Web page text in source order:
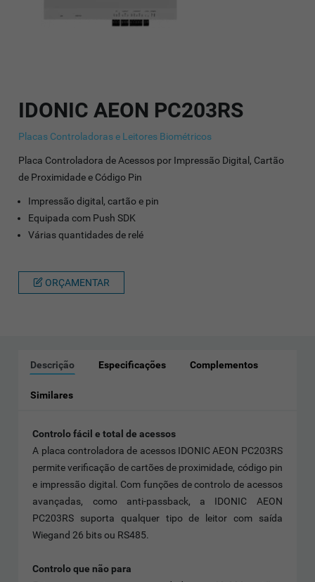
IDONIC AEON PC203RS
Placas Controladoras e Leitores Biométricos
Placa Controladora de Acessos por Impressão Digital, Cartão
de Proximidade e Código Pin
Impressão digital, cartão e pin
Equipada com Push SDK
Várias quantidades de relé
ORÇAMENTAR
Descrição Especificações Complementos
Similares
Controlo fácil e total de acessos
A placa controladora de acessos IDONIC AEON PC203RS
permite verificação de cartões de proximidade, código pin
e impressão digital. Com funções de controlo de acessos
avançadas, como anti-passback, a IDONIC AEON
PC203RS suporta qualquer tipo de leitor com saída
Wiegand 26 bits ou RS485.
Controlo que não para